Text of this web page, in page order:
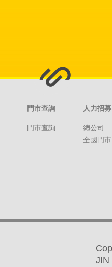
門市查詢
門市查詢
人力招募
總公司
全國門市
JIN